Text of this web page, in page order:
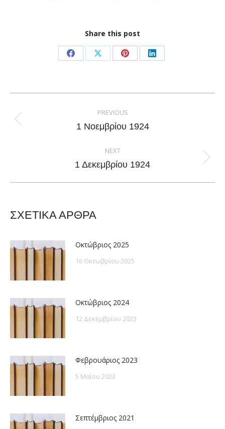
Share this post
Share
Facebook
Share
X
Share
Pinterest
Share
LinkedIn
navigation
PREVIOUS
Previous
1 Νοεμβρίου 1924
NEXT
Next
1 Δεκεμβρίου 1924
ΣΧΕΤΙΚΑ ΑΡΘΡΑ
Οκτώβριος 2025
16 Οκτωβρίου 2025
Οκτώβριος 2024
12 Δεκεμβρίου 2023
Φεβρουάριος 2023
5 Μαΐου 2023
Σεπτέμβριος 2021